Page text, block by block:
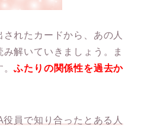
れたカードから、あの人
解いていきましょう。ま
。ふたりの関係性を過去か
役員で知り合ったとある人